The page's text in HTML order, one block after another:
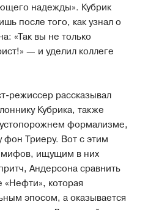
надежды». Кубрик
после того, как узнал о
«Так вы не только
— и уделил коллеге
режиссер рассказывал
Кубрика, также
формализме,
Триеру. Вот с этим
мифов, ищущим в них
Андерсона сравнить
которая
эпосом, а оказывается